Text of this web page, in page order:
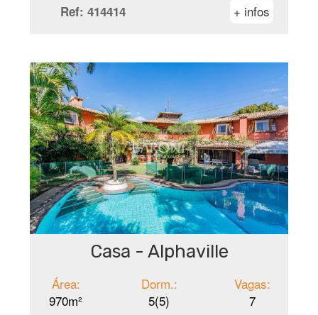
Ref: 414414 + infos
Casa - Alphaville
Área:
970m²
Dorm.:
5(5)
Vagas:
7